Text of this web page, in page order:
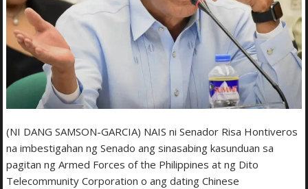
(NI DANG SAMSON-GARCIA) NAIS ni Senador Risa Hontiveros
na imbestigahan ng Senado ang sinasabing kasunduan sa
pagitan ng Armed Forces of the Philippines at ng Dito
Telecommunity Corporation o ang dating Chinese